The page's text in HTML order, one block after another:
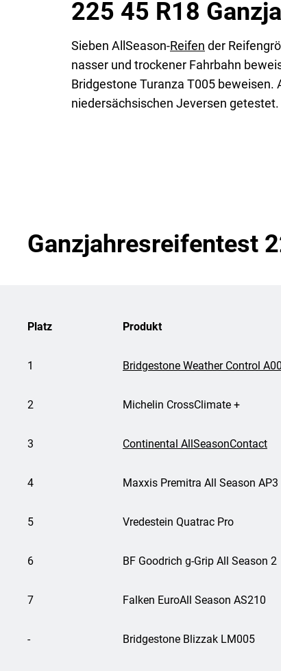
225 45 R18
Sieben AllSeason-Reifen der
nasser und trockener Fahrbahn
Bridgestone Turanza T005 beweisen.
niedersächsischen Jeversen
Ganzjahresreifentest
Platz Produkt
1 Bridgestone Weather Control
2 Michelin CrossClimate +
3 Continental AllSeasonContact
4 Maxxis Premitra All Season AP3
5 Vredestein Quatrac Pro
6 BF Goodrich g-Grip All Season 2
7 Falken EuroAll Season AS210
- Bridgestone Blizzak LM005